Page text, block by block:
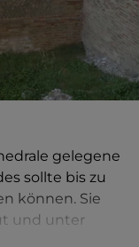
gelegene
sollte bis zu
können. Sie
und unter